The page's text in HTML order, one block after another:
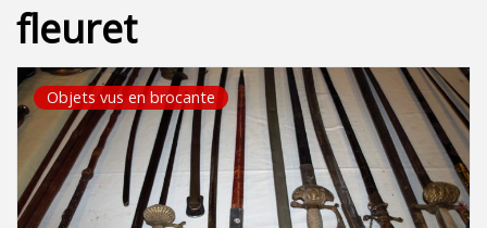
fleuret
Objets vus en brocante